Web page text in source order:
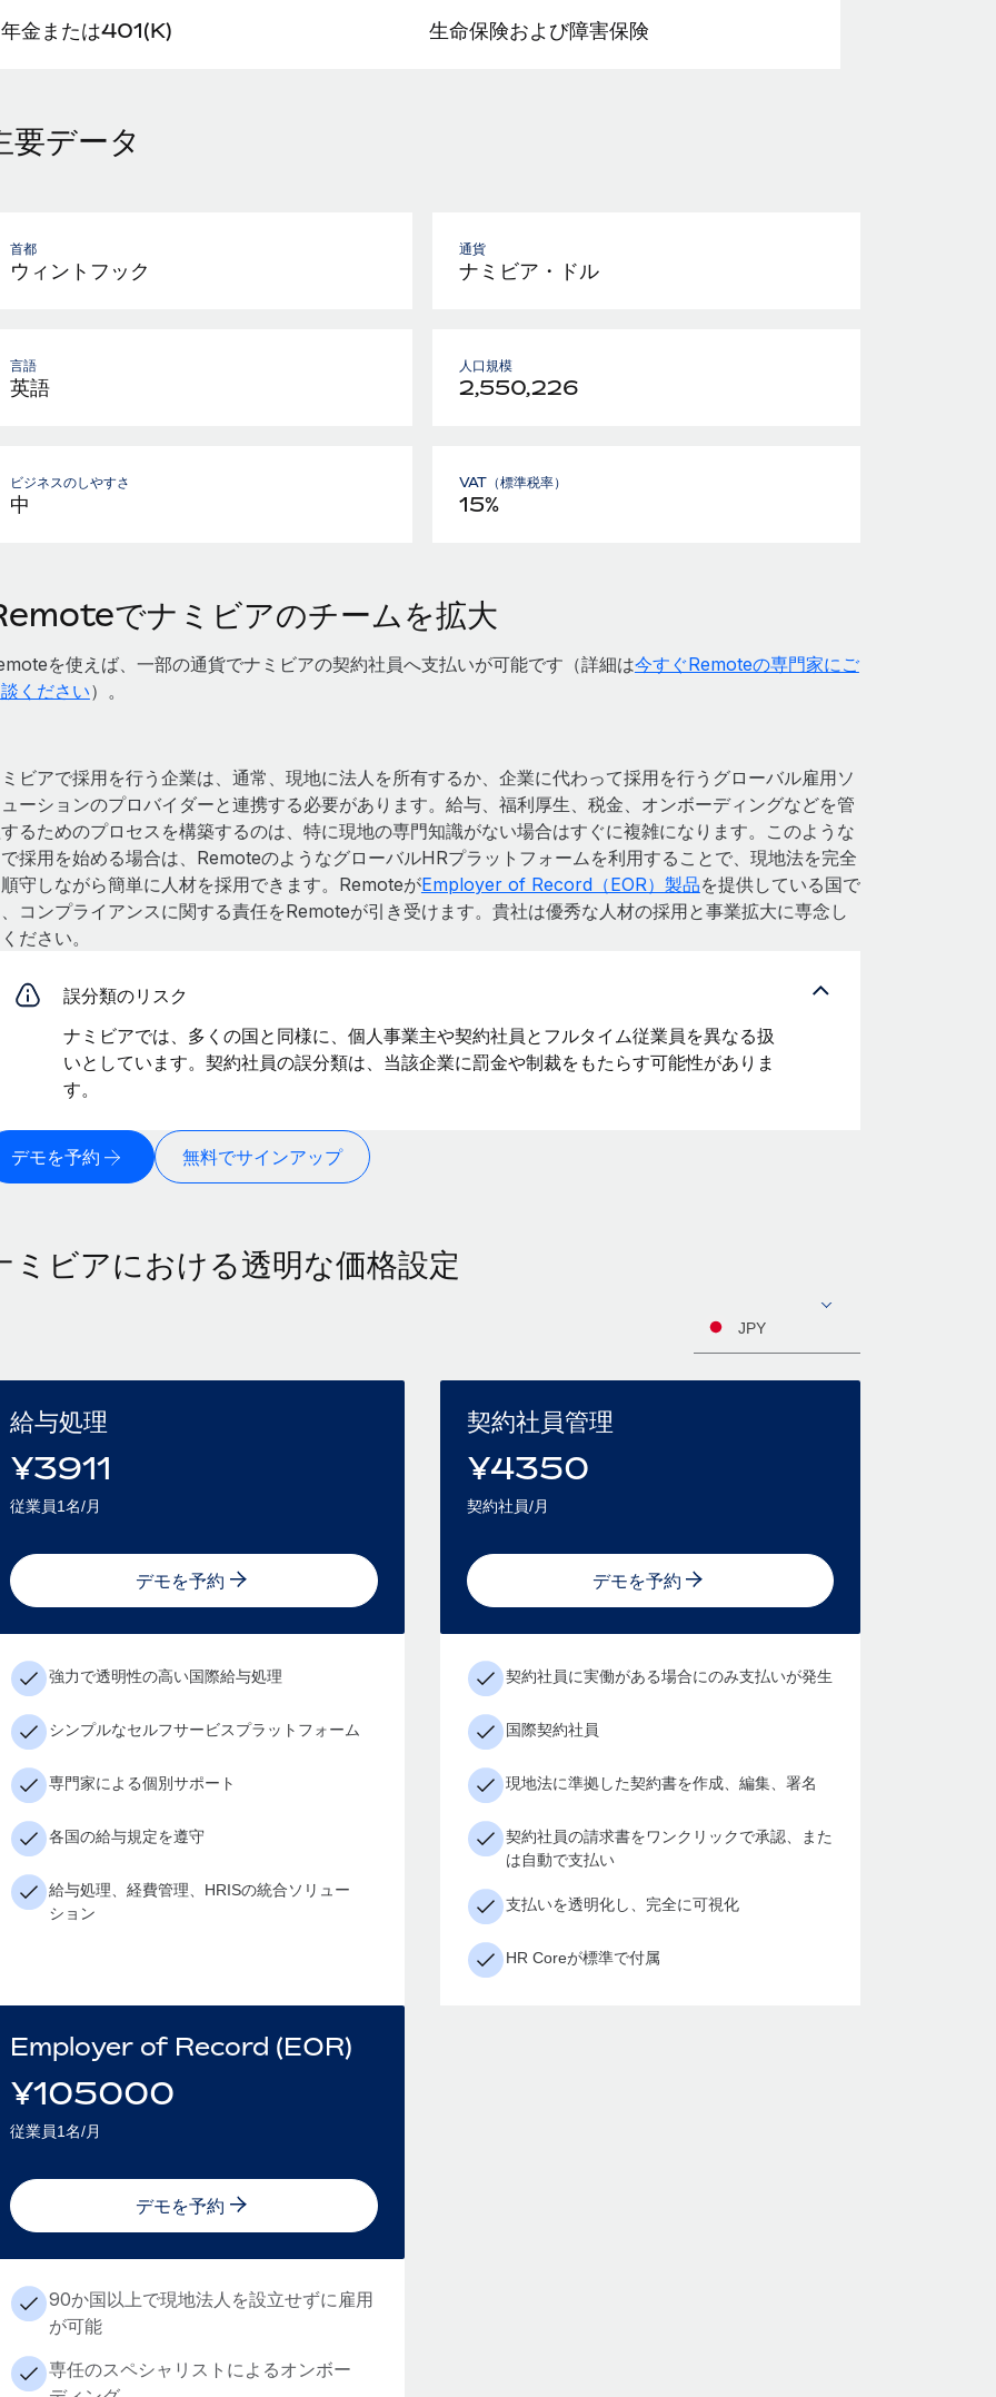
年金または401(K) 生命保険および障害保険
要データ
首都
ウィントフック
通貨
ナミビア・ドル
言語
英語
人口規模
2,550,226
ビジネスのしやすさ
中
VAT（標準税率）
15%
でナミビアのチームを拡大
を使えば、一部の通貨でナミビアの契約社員へ支払いが可能です（詳細は今すぐRemoteの専門家にご
ください）。
ビアで採用を行う企業は、通常、現地に法人を所有するか、企業に代わって採用を行うグローバル雇用ソ
ーションのプロバイダーと連携する必要があります。給与、福利厚生、税金、オンボーディングなどを管
るためのプロセスを構築するのは、特に現地の専門知識がない場合はすぐに複雑になります。このような
採用を始める場合は、RemoteのようなグローバルHRプラットフォームを利用することで、現地法を完全
守しながら簡単に人材を採用できます。RemoteがEmployer of Record（EOR）製品を提供している国で
コンプライアンスに関する責任をRemoteが引き受けます。貴社は優秀な人材の採用と事業拡大に専念し
ださい。
誤分類のリスク
ナミビアでは、多くの国と同様に、個人事業主や契約社員とフルタイム従業員を異なる扱
いとしています。契約社員の誤分類は、当該企業に罰金や制裁をもたらす可能性がありま
す。
デモを予約 無料でサインアップ
ミビアにおける透明な価格設定
JPY
給与処理
¥3911
従業員1名/月
デモを予約
強力で透明性の高い国際給与処理
シンプルなセルフサービスプラットフォーム
専門家による個別サポート
各国の給与規定を遵守
給与処理、経費管理、HRISの統合ソリュー
ション
契約社員管理
¥4350
契約社員/月
デモを予約
契約社員に実働がある場合にのみ支払いが発生
国際契約社員
現地法に準拠した契約書を作成、編集、署名
契約社員の請求書をワンクリックで承認、また
は自動で支払い
支払いを透明化し、完全に可視化
HR Coreが標準で付属
Employer of Record (EOR)
¥105000
従業員1名/月
デモを予約
90か国以上で現地法人を設立せずに雇用
が可能
専任のスペシャリストによるオンボー